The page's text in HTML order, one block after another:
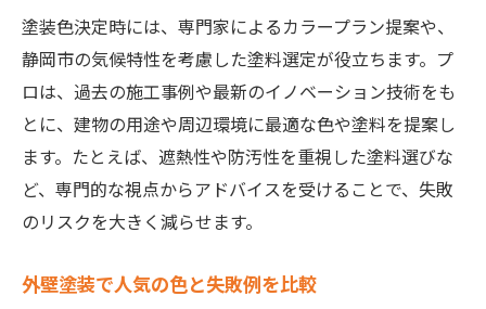
塗装色決定時には、専門家によるカラープラン提案や、
静岡市の気候特性を考慮した塗料選定が役立ちます。プ
ロは、過去の施工事例や最新のイノベーション技術をも
とに、建物の用途や周辺環境に最適な色や塗料を提案し
ます。たとえば、遮熱性や防汚性を重視した塗料選びな
ど、専門的な視点からアドバイスを受けることで、失敗
のリスクを大きく減らせます。
外壁塗装で人気の色と失敗例を比較